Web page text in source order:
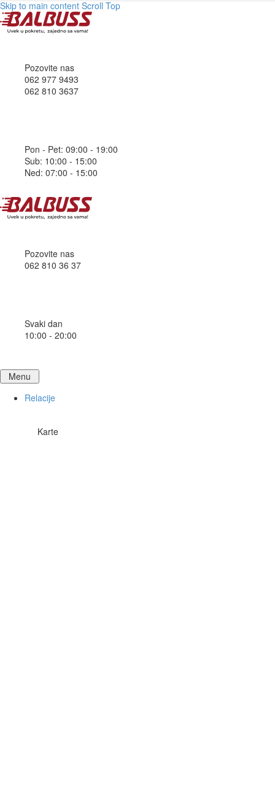
Skip to main content Scroll Top
Pozovite nas
062 977 9493
062 810 3637
Pon - Pet: 09:00 - 19:00
Sub: 10:00 - 15:00
Ned: 07:00 - 15:00
Pozovite nas
062 810 36 37
Svaki dan
10:00 - 20:00
Menu
Relacije
Karte